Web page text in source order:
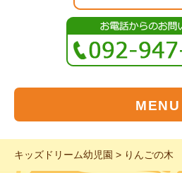
MENU
キッズドリーム幼児園 > りんごの木